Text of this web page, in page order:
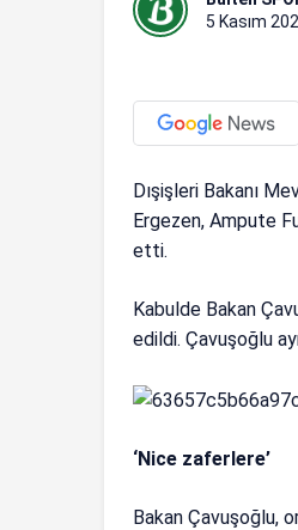
5 Kasım
Dışişleri Bakanı
Ergezen, Ampute
etti.
Kabulde Bakan
edildi. Çavuşoğlu
‘Nice zaferlere’
Bakan Çavuşoğlu,